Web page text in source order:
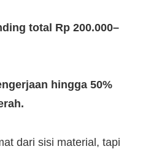
total Rp 200.000–
hingga 50%
dari sisi material, tapi